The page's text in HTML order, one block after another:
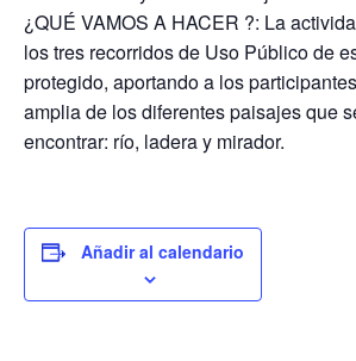
¿QUÉ VAMOS A HACER ?: La
los tres recorridos de Uso Público de
protegido, aportando a los
amplia de los diferentes paisajes que
encontrar: río, ladera y mirador.
Añadir al calendario